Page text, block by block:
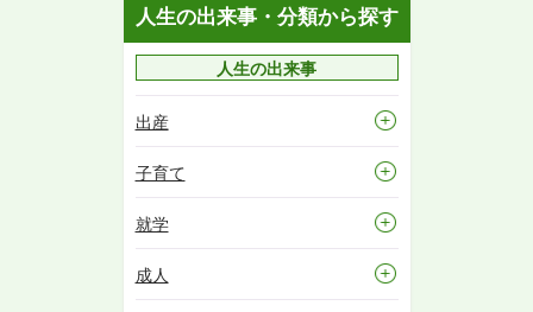
人生の出来事・分類から探す
人生の出来事
出産
子育て
就学
成人